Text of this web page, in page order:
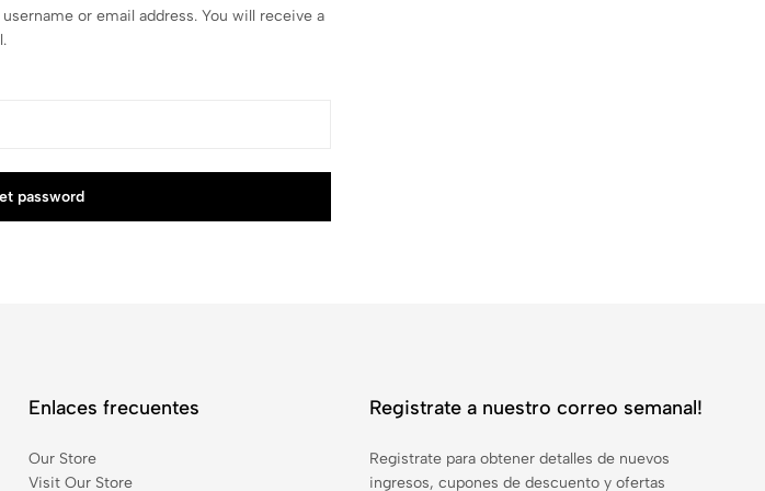
or email address. You will receive a
password
Enlaces frecuentes
Our Store
Visit Our Store
Registrate a nuestro correo semanal!
Registrate para obtener detalles de nuevos
ingresos, cupones de descuento y ofertas